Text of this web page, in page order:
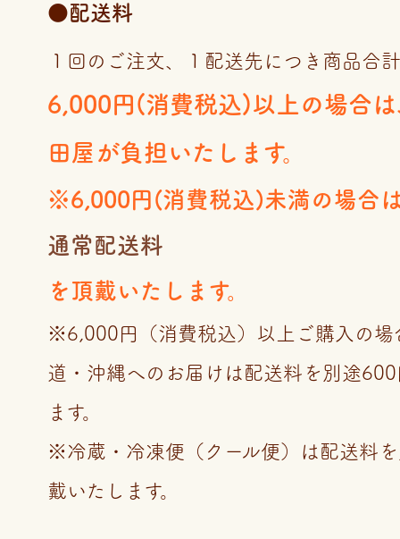
●配送料
１回のご注文、１配送先につき商品合
6,000円(消費税込)以上の場合
田屋が負担いたします。
※6,000円(消費税込)未満の場合
通常配送料
を頂戴いたします。
※6,000円（消費税込）以上ご購入の場
道・沖縄へのお届けは配送料を別途
ます。
※冷蔵・冷凍便（クール便）は配送料
戴いたします。